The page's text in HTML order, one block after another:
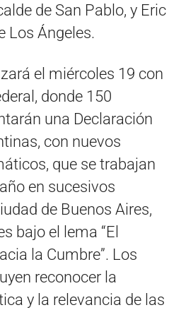
de San Pablo, y Eric
Los Ángeles.
el miércoles 19 con
donde 150
una Declaración
con nuevos
que se trabajan
en sucesivos
de Buenos Aires,
bajo el lema “El
la Cumbre”. Los
reconocer la
y la relevancia de las